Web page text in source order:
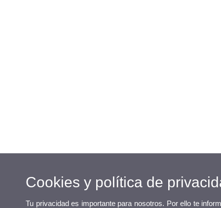
Cookies y política de
Tu privacidad es importante para nosotros. Por ello te